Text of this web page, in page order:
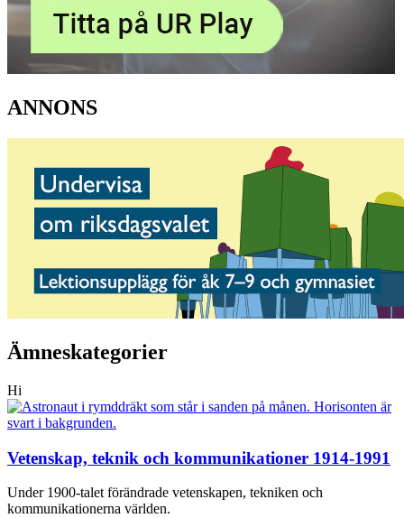
ANNONS
Ämneskategorier
Hi
Vetenskap, teknik och kommunikationer 1914-1991
Under 1900-talet förändrade vetenskapen, tekniken och
kommunikationerna världen.